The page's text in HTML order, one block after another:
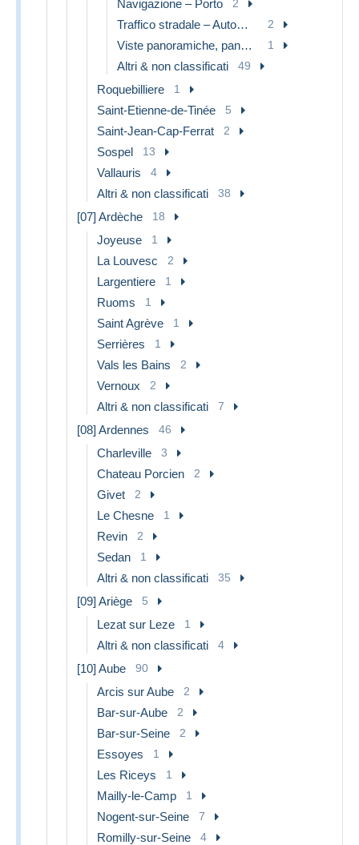
Navigazione – Porto 2
Traffico stradale – Automobili, autobus, tram 2
Viste panoramiche, panorama 1
Altri & non classificati 49
Roquebilliere 1
Saint-Etienne-de-Tinée 5
Saint-Jean-Cap-Ferrat 2
Sospel 13
Vallauris 4
Altri & non classificati 38
[07] Ardèche 18
Joyeuse 1
La Louvesc 2
Largentiere 1
Ruoms 1
Saint Agrève 1
Serrières 1
Vals les Bains 2
Vernoux 2
Altri & non classificati 7
[08] Ardennes 46
Charleville 3
Chateau Porcien 2
Givet 2
Le Chesne 1
Revin 2
Sedan 1
Altri & non classificati 35
[09] Ariège 5
Lezat sur Leze 1
Altri & non classificati 4
[10] Aube 90
Arcis sur Aube 2
Bar-sur-Aube 2
Bar-sur-Seine 2
Essoyes 1
Les Riceys 1
Mailly-le-Camp 1
Nogent-sur-Seine 7
Romilly-sur-Seine 4